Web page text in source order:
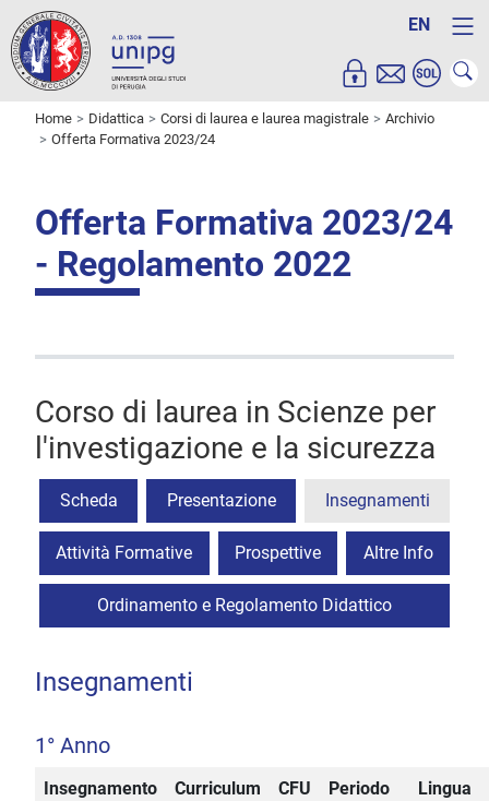
EN
Home Didattica Corsi di laurea e laurea magistrale
Archivio
Offerta Formativa 2023/24
Offerta Formativa 2023/24
- Regolamento 2022
Corso di laurea in Scienze per
l'investigazione e la sicurezza
Scheda Presentazione Insegnamenti
Attività Formative Prospettive Altre Info
Ordinamento e Regolamento Didattico
Insegnamenti
1° Anno
Insegnamento Curriculum CFU Periodo Lingua